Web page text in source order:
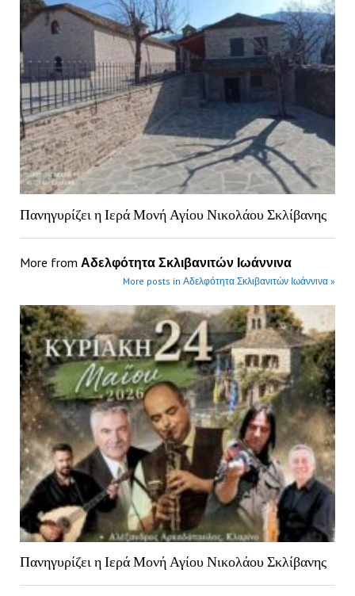
Πανηγυρίζει η Ιερά Μονή Αγίου Νικολάου Σκλίβανης
More from Αδελφότητα Σκλιβανιτών Ιωάννινα
More posts in Αδελφότητα Σκλιβανιτών Ιωάννινα »
Πανηγυρίζει η Ιερά Μονή Αγίου Νικολάου Σκλίβανης